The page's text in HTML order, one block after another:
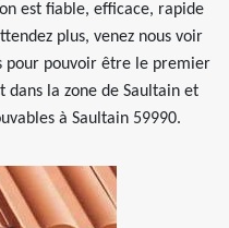
est fiable, efficace, rapide
plus, venez nous voir
pour pouvoir être le premier
dans la zone de Saultain et
à Saultain 59990.